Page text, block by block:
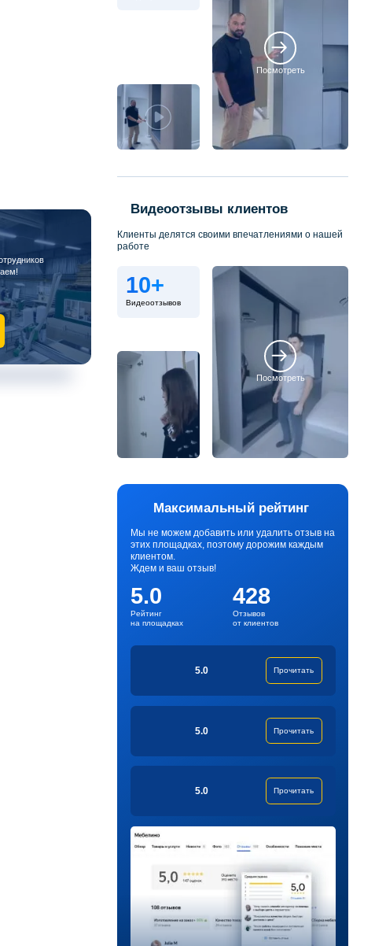
Посмотреть
Видеоотзывы клиентов
Клиенты делятся своими впечатлениями о нашей
работе
10+
Видеоотзывов
Посмотреть
Максимальный рейтинг
Мы не можем добавить или удалить отзыв на
этих площадках, поэтому дорожим каждым
клиентом.
Ждем и ваш отзыв!
5.0
Рейтинг
на площадках
428
Отзывов
от клиентов
5.0 Прочитать
5.0 Прочитать
5.0 Прочитать